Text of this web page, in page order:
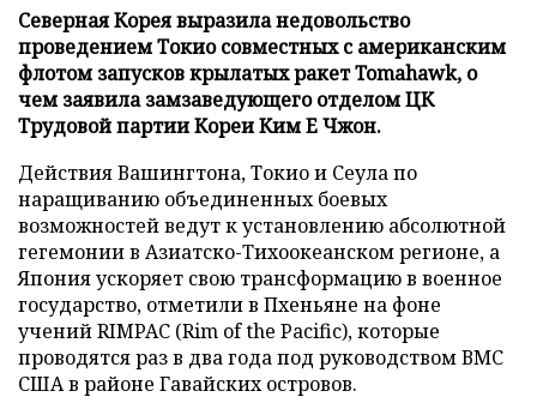
Северная Корея выразила недовольство
проведением Токио совместных с американским
флотом запусков крылатых ракет Tomahawk, о
чем заявила замзаведующего отделом ЦК
Трудовой партии Кореи Ким Е Чжон.
Действия Вашингтона, Токио и Сеула по
наращиванию объединенных боевых
возможностей ведут к установлению абсолютной
гегемонии в Азиатско-Тихоокеанском регионе, а
Япония ускоряет свою трансформацию в военное
государство, отметили в Пхеньяне на фоне
учений RIMPAC (Rim of the Pacific), которые
проводятся раз в два года под руководством ВМС
США в районе Гавайских островов.